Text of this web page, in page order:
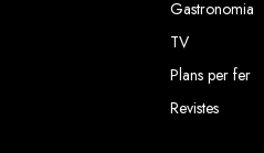
Gastronomia
TV
Plans per fer
Revistes